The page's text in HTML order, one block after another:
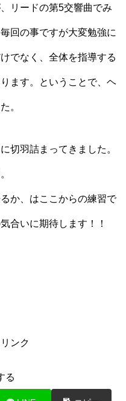
リードの第5交響曲でみ
回の事ですが大変勉強に
でなく、全体を指導する
ます。ということで、ヘ
。
切羽詰まってきました。
か、はここからの練習で
合いに期待します！！
ンク
る